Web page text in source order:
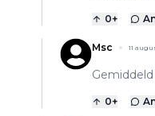
0+
Msc 11
0+